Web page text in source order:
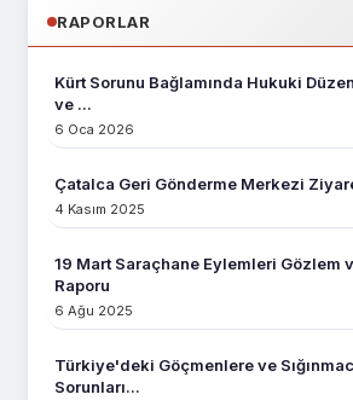
RAPORLAR
Kürt Sorunu Bağlamında Hukuki
ve ...
6 Oca 2026
Çatalca Geri Gönderme Merkezi
4 Kasım 2025
19 Mart Saraçhane Eylemleri Gözlem
Raporu
6 Ağu 2025
Türkiye'deki Göçmenlere ve
Sorunları...